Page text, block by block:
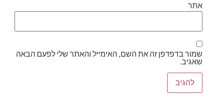
אתר
שמור בדפדפן זה את השם, האימייל והאתר שלי לפעם הבאה
שאגיב.